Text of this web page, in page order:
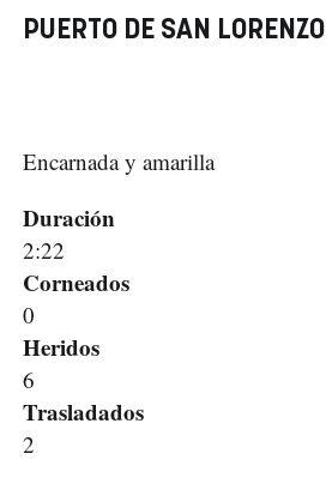
PUERTO DE SAN LORENZO
Encarnada y amarilla
Duración
2:22
Corneados
0
Heridos
6
Trasladados
2